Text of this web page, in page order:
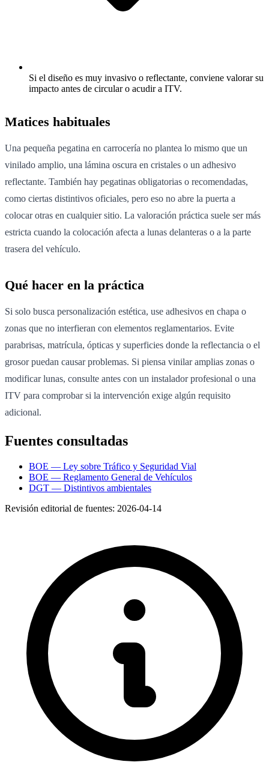
Si el diseño es muy invasivo o reflectante, conviene valorar su
impacto antes de circular o acudir a ITV.
Matices habituales
Una pequeña pegatina en carrocería no plantea lo mismo que un
vinilado amplio, una lámina oscura en cristales o un adhesivo
reflectante. También hay pegatinas obligatorias o recomendadas,
como ciertas distintivos oficiales, pero eso no abre la puerta a
colocar otras en cualquier sitio. La valoración práctica suele ser más
estricta cuando la colocación afecta a lunas delanteras o a la parte
trasera del vehículo.
Qué hacer en la práctica
Si solo busca personalización estética, use adhesivos en chapa o
zonas que no interfieran con elementos reglamentarios. Evite
parabrisas, matrícula, ópticas y superficies donde la reflectancia o el
grosor puedan causar problemas. Si piensa vinilar amplias zonas o
modificar lunas, consulte antes con un instalador profesional o una
ITV para comprobar si la intervención exige algún requisito
adicional.
Fuentes consultadas
BOE — Ley sobre Tráfico y Seguridad Vial
BOE — Reglamento General de Vehículos
DGT — Distintivos ambientales
Revisión editorial de fuentes: 2026-04-14